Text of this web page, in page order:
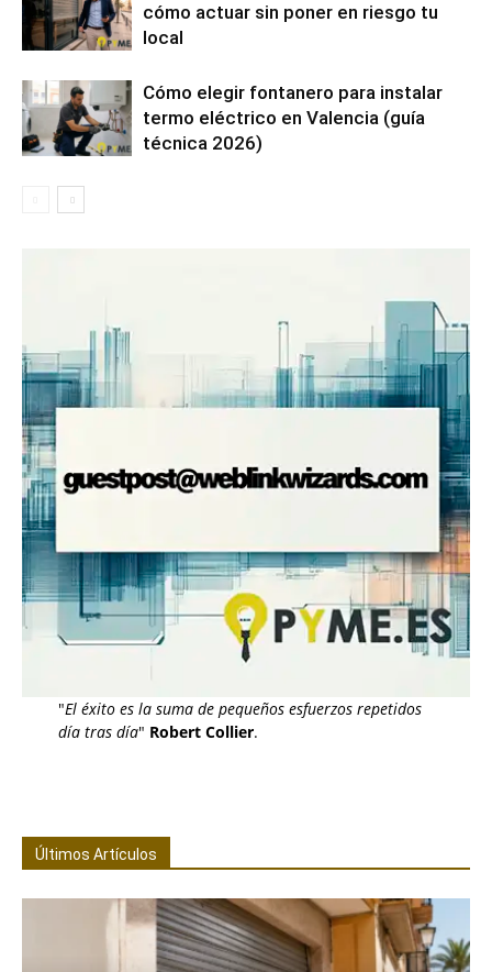
cómo actuar sin poner en riesgo tu
local
Cómo elegir fontanero para instalar
termo eléctrico en Valencia (guía
técnica 2026)
"El éxito es la suma de pequeños esfuerzos repetidos
día tras día" Robert Collier.
Últimos Artículos